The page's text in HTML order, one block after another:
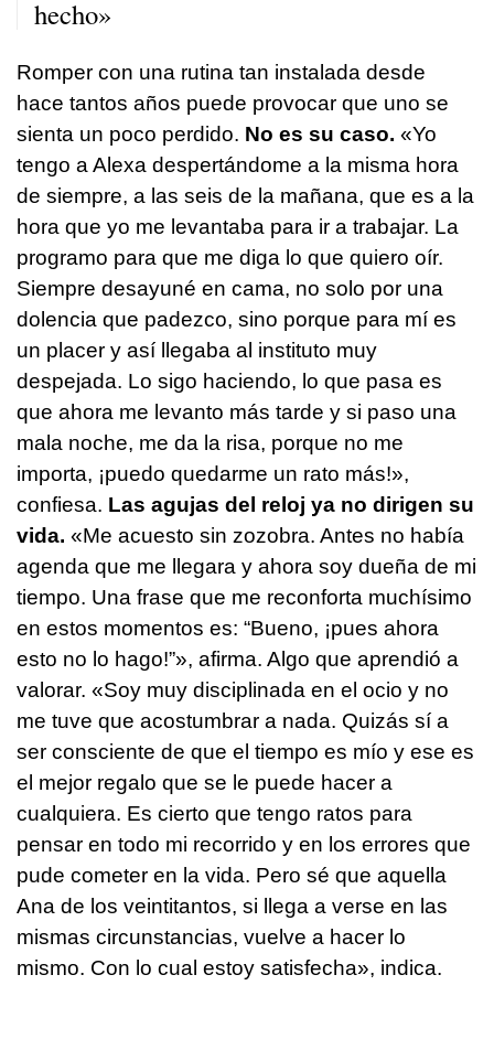
hecho»
Romper con una rutina tan instalada desde
hace tantos años puede provocar que uno se
sienta un poco perdido. No es su caso. «Yo
tengo a Alexa despertándome a la misma hora
de siempre, a las seis de la mañana, que es a la
hora que yo me levantaba para ir a trabajar. La
programo para que me diga lo que quiero oír.
Siempre desayuné en cama, no solo por una
dolencia que padezco, sino porque para mí es
un placer y así llegaba al instituto muy
despejada. Lo sigo haciendo, lo que pasa es
que ahora me levanto más tarde y si paso una
mala noche, me da la risa, porque no me
importa, ¡puedo quedarme un rato más!»,
confiesa. Las agujas del reloj ya no dirigen su
vida. «Me acuesto sin zozobra. Antes no había
agenda que me llegara y ahora soy dueña de mi
tiempo. Una frase que me reconforta muchísimo
en estos momentos es: “Bueno, ¡pues ahora
esto no lo hago!”», afirma. Algo que aprendió a
valorar. «Soy muy disciplinada en el ocio y no
me tuve que acostumbrar a nada. Quizás sí a
ser consciente de que el tiempo es mío y ese es
el mejor regalo que se le puede hacer a
cualquiera. Es cierto que tengo ratos para
pensar en todo mi recorrido y en los errores que
pude cometer en la vida. Pero sé que aquella
Ana de los veintitantos, si llega a verse en las
mismas circunstancias, vuelve a hacer lo
mismo. Con lo cual estoy satisfecha», indica.